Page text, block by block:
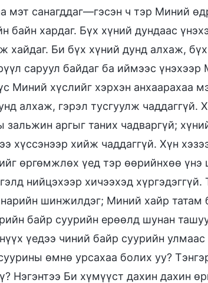
мэт санагддаг—гэсэн ч тэр Миний
байн хардаг. Бүх хүний дундаас
хайдаг. Би бүх хүний дунд алхаж,
саруул байдаг ба иймээс үнэхээр
Миний хүслийг хэрхэн анхаарахаа
алхаж, гэрэл тусгуулж чаддаггүй.
зальжин аргыг таних чадваргүй;
хүссэнээр хийж чаддаггүй. Хүн
өргөмжлөх үед тэр өөрийнхөө үнэ
нийцэхээр хичээхэд хүргэдэггүй.
нарийн шинжилдэг; Миний хайр татам
байр суурийн ерөөлд шунан
үедээ чиний байр суурийн
өмнө урсахаа болих уу?
Нэгэнтээ Би хүмүүст дахин дахин